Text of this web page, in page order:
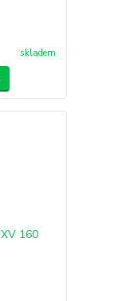
skladem